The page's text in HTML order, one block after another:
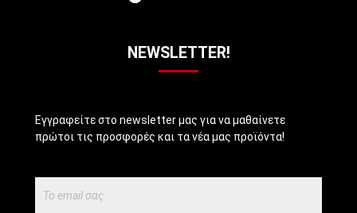
NEWSLETTER!
Εγγραφείτε στο newsletter μας για να μαθαίνετε
πρώτοι τις προσφορές και τα νέα μας προϊόντα!